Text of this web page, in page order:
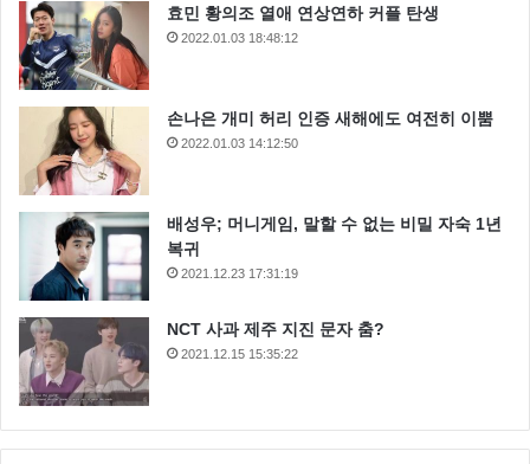
효민 황의조 열애 연상연하 커플 탄생
2022.01.03 18:48:12
손나은 개미 허리 인증 새해에도 여전히 이뿜
2022.01.03 14:12:50
배성우; 머니게임, 말할 수 없는 비밀 자숙 1년
복귀
2021.12.23 17:31:19
NCT 사과 제주 지진 문자 춤?
2021.12.15 15:35:22